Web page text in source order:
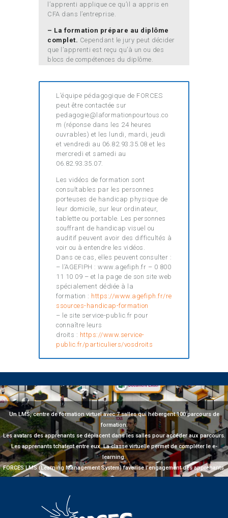
l’apprenti applique ce qu’il a appris en
CFA dans l’entreprise.
– La formation prépare au diplôme
complet. Cependant le jury peut décider
que l’apprenti est reçu qu’à un ou des
blocs de compétences du diplôme.
L’équipe pédagogique de FORCES
peut être contactée sur
pedagogie@laformationpourtous.co
m (réponse dans les 24 heures
ouvrables) et les lundi, mardi, jeudi
et vendredi au 06.82.93.35.08 et les
mercredi et samedi au
06.82.93.35.07.
Les vidéos de formation sont
consultables par les personnes
porteuses de handicap physique de
leur domicile, sur leur ordinateur,
tablette ou portable. Les personnes
souffrant de handicap visuel ou
auditif peuvent avoir des difficultés à
voir ou à entendre les vidéos.
Dans ce cas, elles peuvent consulter :
– l’AGEFIPH : www.agefiph.fr – 0 800
11 10 09 – et la page de son site web
spécialement dédiée à la
formation : https://www.agefiph.fr/re
ssources-handicap-formation
– le site service-public.fr pour
connaître leurs
droits : https://www.service-
public.fr/particuliers/vosdroits
Un LMS, centre de formation virtuel avec 7 salles qui hébergent 100 parcours de
formation.
Les avatars des apprenants se déplacent dans les salles pour accéder aux parcours.
Les apprenants tchatent entre eux. La classe virtuelle permet de compléter le e-
learning.
FORCES LMS (Learning Management System) favorise l’engagement des apprenants.